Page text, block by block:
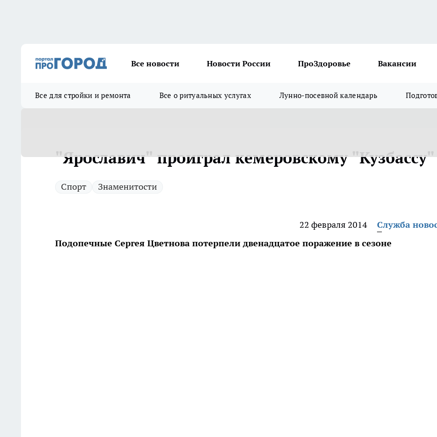
Все новости Новости России ПроЗдоровье Вакансии
Все для стройки и ремонта Все о ритуальных услугах Лунно-посевной календарь
"Ярославич" проиграл кемеровскому "Кузбассу"
Спорт Знаменитости
22 февраля 2014
Служба
Подопечные Сергея Цветнова потерпели двенадцатое поражение в сезоне